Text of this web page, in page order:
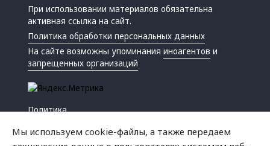
При использовании материалов обязательна
активная ссылка на сайт.
Политика обработки персональных данных
На сайте возможны упоминанияиноагентов и
запрещенных организаций
Политика
Мы используем cookie-файлы, а также передаем